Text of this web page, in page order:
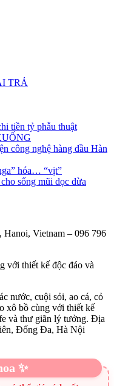
TRẢ
tiền tỷ phẫu thuật
công nghệ hàng đầu Hàn
hóa… “vịt”
sống mũi dọc dừa
Vietnam – 096 796
với thiết kế độc đáo và
nước, cuội sỏi, ao cá, cỏ
xô bồ cùng với thiết kế
và thư giãn lý tưởng. Địa
Đống Đa, Hà Nội
✨